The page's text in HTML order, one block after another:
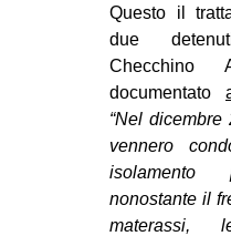
Questo il
due
documentato
“Nel
vennero
nonostante il
materassi,